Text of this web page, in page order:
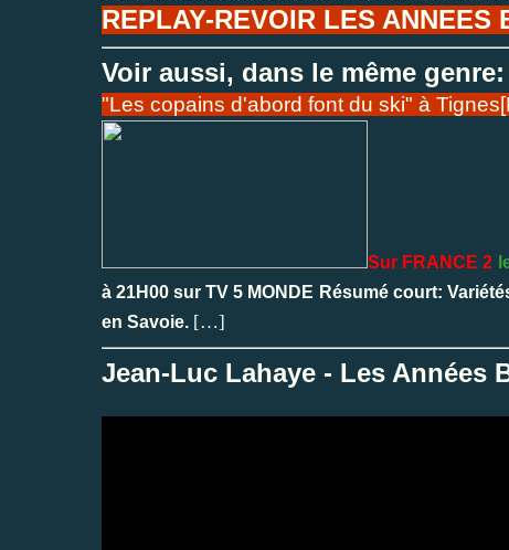
REPLAY-REVOIR LES ANNEES
Voir aussi, dans le même genre:
"Les copains d'abord font du ski" à
Sur FRANCE 2
à 21H00 sur TV 5 MONDE Résumé court:
en Savoie. […]
Jean-Luc Lahaye - Les Années